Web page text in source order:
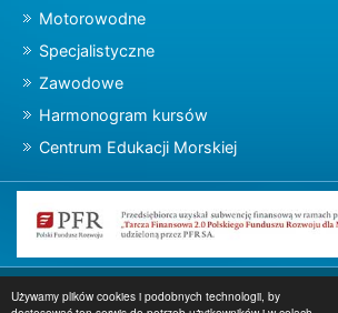
Używamy plików cookies i podobnych technologii, by
Motorowodne
Specjalistyczne
Zawodowe
Harmonogram kursów
Centrum Edukacji Morskiej
Copyright © 2015 charter.pl